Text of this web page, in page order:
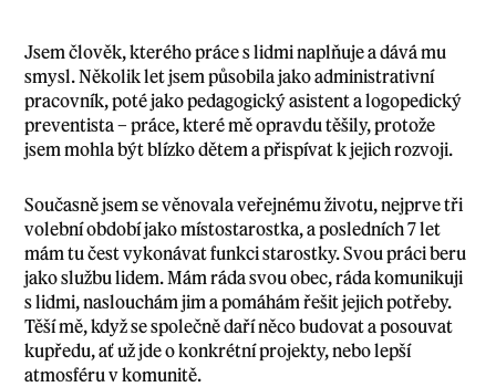
Jsem člověk, kterého práce s lidmi naplňuje a dává mu
smysl. Několik let jsem působila jako administrativní
pracovník, poté jako pedagogický asistent a logopedický
preventista – práce, které mě opravdu těšily, protože
jsem mohla být blízko dětem a přispívat k jejich rozvoji.
Současně jsem se věnovala veřejnému životu, nejprve tři
volební období jako místostarostka, a posledních 7 let
mám tu čest vykonávat funkci starostky. Svou práci beru
jako službu lidem. Mám ráda svou obec, ráda komunikuji
s lidmi, naslouchám jim a pomáhám řešit jejich potřeby.
Těší mě, když se společně daří něco budovat a posouvat
kupředu, ať už jde o konkrétní projekty, nebo lepší
atmosféru v komunitě.